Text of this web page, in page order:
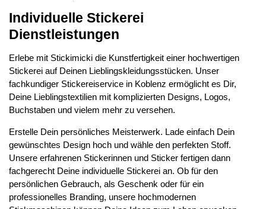
Individuelle Stickerei
Dienstleistungen
Erlebe mit Stickimicki die Kunstfertigkeit einer hochwertigen
Stickerei auf Deinen Lieblingskleidungsstücken. Unser
fachkundiger Stickereiservice in Koblenz ermöglicht es Dir,
Deine Lieblingstextilien mit komplizierten Designs, Logos,
Buchstaben und vielem mehr zu versehen.
Erstelle Dein persönliches Meisterwerk. Lade einfach Dein
gewünschtes Design hoch und wähle den perfekten Stoff.
Unsere erfahrenen Stickerinnen und Sticker fertigen dann
fachgerecht Deine individuelle Stickerei an. Ob für den
persönlichen Gebrauch, als Geschenk oder für ein
professionelles Branding, unsere hochmodernen